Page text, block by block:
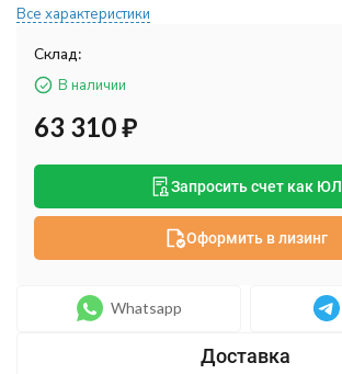
Все характеристики
Склад:
В наличии
63 310₽
Запросить счет как ЮЛ
Оформить в лизинг
Whatsapp